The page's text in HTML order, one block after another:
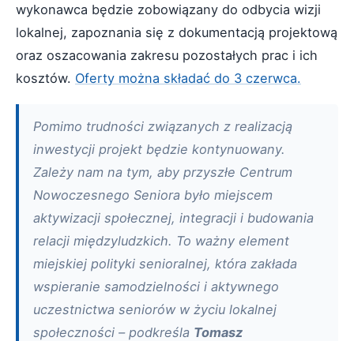
wykonawca będzie zobowiązany do odbycia wizji
lokalnej, zapoznania się z dokumentacją projektową
oraz oszacowania zakresu pozostałych prac i ich
kosztów. Oferty można składać do 3 czerwca.
Pomimo trudności związanych z realizacją
inwestycji projekt będzie kontynuowany.
Zależy nam na tym, aby przyszłe Centrum
Nowoczesnego Seniora było miejscem
aktywizacji społecznej, integracji i budowania
relacji międzyludzkich. To ważny element
miejskiej polityki senioralnej, która zakłada
wspieranie samodzielności i aktywnego
uczestnictwa seniorów w życiu lokalnej
społeczności – podkreśla Tomasz